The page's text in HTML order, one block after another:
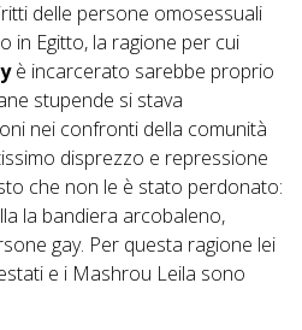
delle persone omosessuali
in Egitto, la ragione per cui
è incarcerato sarebbe proprio
stupende si stava
nei confronti della comunità
disprezzo e repressione
che non le è stato perdonato:
la bandiera arcobaleno,
gay. Per questa ragione lei
e i Mashrou Leila sono